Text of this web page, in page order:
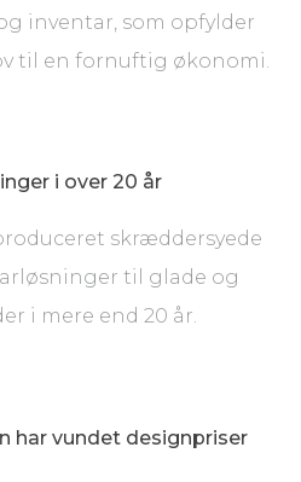
inventar, som opfylder
til en fornuftig økonomi.
i over 20 år​
skræddersyede
til glade og
i mere end 20 år.
har vundet designpriser